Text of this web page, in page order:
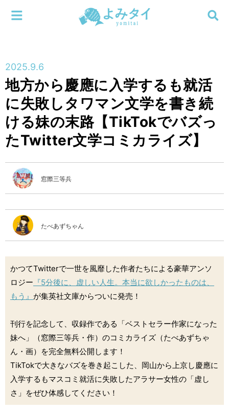
連載
新刊
特集
編集部
検索する
メニューを閉じる
2025.9.6
地方から慶應に入学するも就活
に失敗しタワマン文学を書き続
ける妹の末路【TikTokでバズっ
たTwitter文学コミカライズ】
窓際三等兵
たべあずちゃん
かつてTwitterで一世を風靡した作者たちによる豪華アンソ
ロジー 『5分後に、虚しい人生。本当に欲しかったものは、
もう』 が集英社文庫からついに発売！
刊行を記念して、収録作である「ベストセラー作家になった
妹へ」（窓際三等兵・作）のコミカライズ（たべあずちゃ
ん・画）を完全無料公開します！
TikTokで大きなバズを巻き起こした、岡山から上京し慶應に
入学するもマスコミ就活に失敗したアラサー女性の「虚し
さ」をぜひ体感してください！